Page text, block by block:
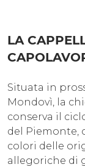
LA
Situata in
Mondovì, la
conserva il
del Piemonte,
colori delle
allegoriche di